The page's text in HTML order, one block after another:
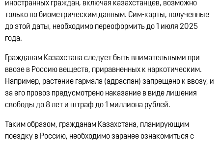
иностранных граждан, включая казахстанцев, возможно
только по биометрическим данным. Сим-карты, полученные
до этой даты, необходимо переоформить до 1 июля 2025
года.
Гражданам Казахстана следует быть внимательными при
ввозе в Россию веществ, приравненных к наркотическим.
Например, растение гармала (адраспан) запрещено к ввозу, и
за его провоз предусмотрено наказание в виде лишения
свободы до 8 лет и штраф до 1 миллиона рублей.
Таким образом, гражданам Казахстана, планирующим
поездку в Россию, необходимо заранее ознакомиться с